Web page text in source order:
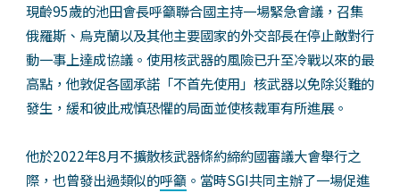
現齡95歲的池田會長呼籲聯合國主持一場緊急會議，召集
俄羅斯、烏克蘭以及其他主要國家的外交部長在停止敵對行
動一事上達成協議。使用核武器的風險已升至冷戰以來的最
高點，他敦促各國承諾「不首先使用」核武器以免除災難的
發生，緩和彼此戒慎恐懼的局面並使核裁軍有所進展。
他於2022年8月不擴散核武器條約締約國審議大會舉行之
際，也曾發出過類似的呼籲 。當時SGI共同主辦了一場促進